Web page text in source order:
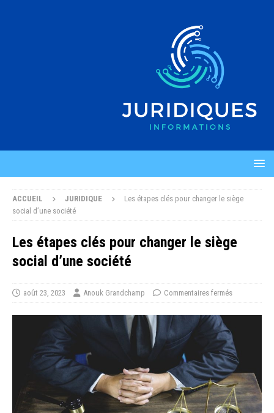
ACCUEIL JURIDIQUE
Les étapes clés pour changer le siège
social d’une société
Les étapes clés pour changer le siège
social d’une société
août 23, 2023 Anouk Grandchamp Commentaires fermés